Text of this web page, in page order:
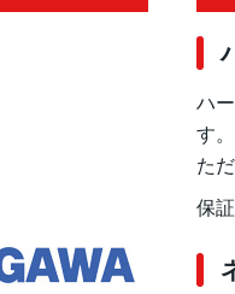
ハ
す
た
保